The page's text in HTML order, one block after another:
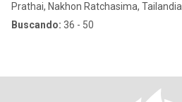
Prathai, Nakhon Ratchasima, Tailandia
Buscando: 36 - 50